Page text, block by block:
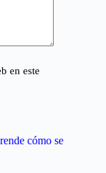
en este
cómo se